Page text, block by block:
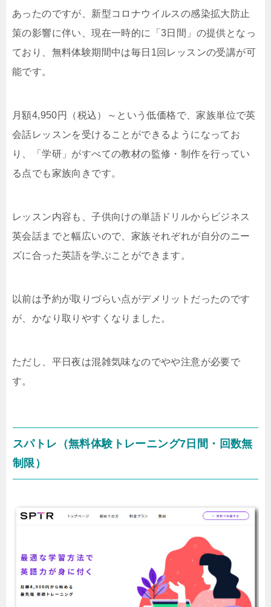
あったのですが、新型コロナウイルスの感染拡大防止
策の影響に伴い、現在一時的に「3日間」の提供となっ
ており、無料体験期間中は毎日1回レッスンの受講が可
能です。
月額4,950円（税込）～という低価格で、家族単位で英
会話レッスンを受けることができるようになってお
り、「学研」がすべての教材の監修・制作を行ってい
る点でも家族向きです。
レッスン内容も、子供向けの単語ドリルからビジネス
英会話までと幅広いので、家族それぞれが自分のニー
ズに合った英語を学ぶことができます。
以前は予約が取りづらい点がデメリットだったのです
が、かなり取りやすくなりました。
ただし、平日夜は混雑気味なのでやや注意が必要で
す。
スパトレ（無料体験トレーニング7日間・回数無
制限）